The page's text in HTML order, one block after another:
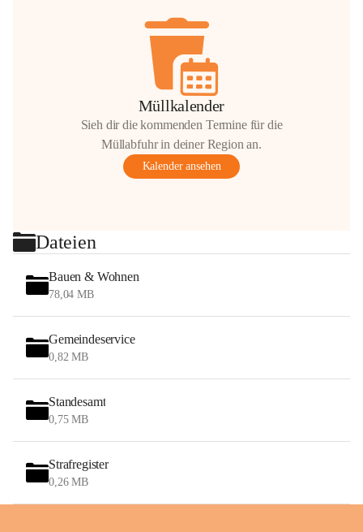
Müllkalender
Sieh dir die kommenden Termine für die
Müllabfuhr in deiner Region an.
Kalender ansehen
Dateien
Bauen & Wohnen
78,04 MB
Gemeindeservice
0,82 MB
Standesamt
0,75 MB
Strafregister
0,26 MB